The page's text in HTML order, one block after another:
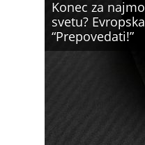
Konec za
svetu?
“Prepovedati!”